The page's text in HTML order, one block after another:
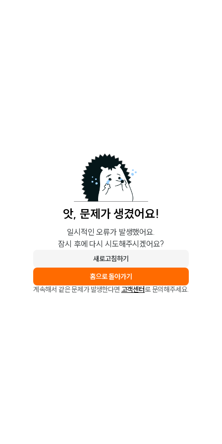
앗, 문제가 생겼어요!
일시적인 오류가 발생했어요.
잠시 후에 다시 시도해주시겠어요?
새로고침하기
홈으로 돌아가기
계속해서 같은 문제가 발생한다면 고객센터로 문의해주세요.